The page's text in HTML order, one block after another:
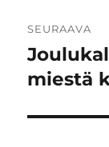
SEURAAVA
Seuraava
artikkeli:
miestä